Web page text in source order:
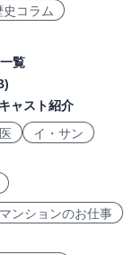
コラム
覧
ャスト紹介
イ・サン
マンションのお仕事